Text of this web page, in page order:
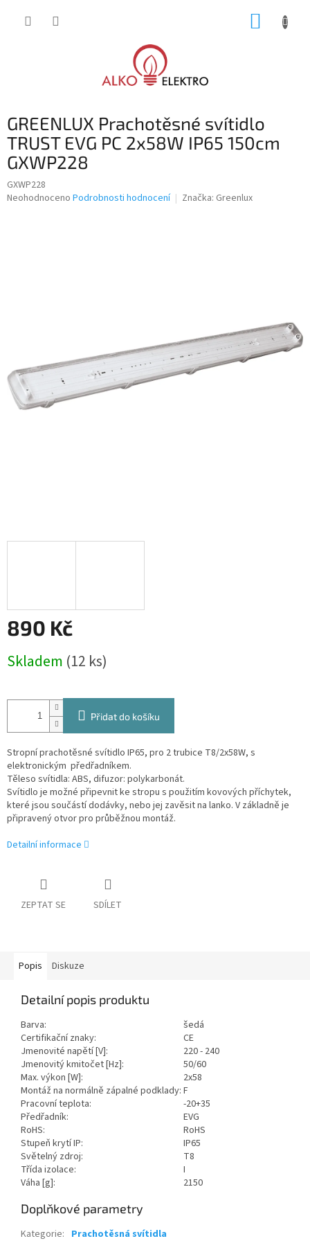
GREENLUX Prachotěsné svítidlo
TRUST EVG PC 2x58W IP65 150cm
GXWP228
GXWP228
Průměrné
Neohodnoceno Podrobnosti hodnocení Značka: Greenlux
890 Kč
cena:
Skladem (12 ks)
Přidat do košíku
Stropní prachotěsné svítidlo IP65, pro 2 trubice T8/2x58W, s
elektronickým předřadníkem.
Těleso svítidla: ABS, difuzor: polykarbonát.
Svítidlo je možné připevnit ke stropu s použitím kovových příchytek,
které jsou součástí dodávky, nebo jej zavěsit na lanko. V základně je
připravený otvor pro průběžnou montáž.
Detailní informace
ZEPTAT SE SDÍLET
Popis Diskuze
Detailní popis produktu
Barva:
šedá
Certifikační znaky:
CE
Jmenovité napětí [V]:
220 - 240
Jmenovitý kmitočet [Hz]:
50/60
Max. výkon [W]:
2x58
Montáž na normálně zápalné podklady: F
Pracovní teplota:
-20+35
Předřadník:
EVG
RoHS:
RoHS
Stupeň krytí IP:
IP65
Světelný zdroj:
T8
Třída izolace:
I
Váha [g]:
2150
Doplňkové parametry
Kategorie: Prachotěsná svítidla